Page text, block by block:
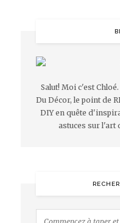
Salut! Moi c'est
Du Décor, le point de
DIY en quête
astuces sur l'art